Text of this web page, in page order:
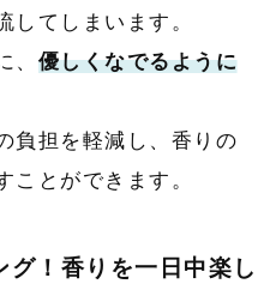
してしまいます。
、 優しくなでるように
負担を軽減し、香りの
ことができます。
！香りを一日中楽し